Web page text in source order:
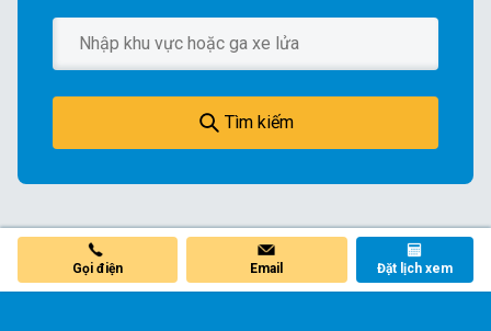
Tìm kiếm
Gọi điện Email Đặt lịch xem